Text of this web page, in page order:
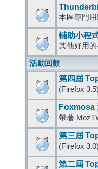
本區專門
輔助小程
其他好用的
活動回顧
第四屆
(Firefox
Foxmosa
帶著
第三屆
(Firefox
第二屆